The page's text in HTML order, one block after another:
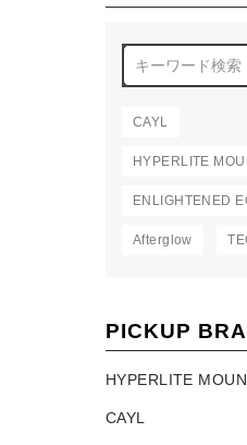
CAYL
HYPERLITE
ENLIGHTENED
Afterglow
PICKUP
HYPERLITE
CAYL